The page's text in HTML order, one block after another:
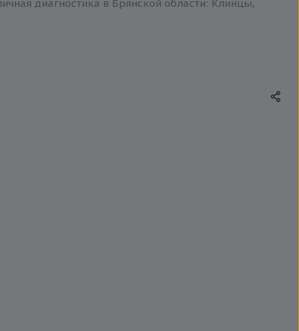
диагностика в Брянской области: Клинцы,